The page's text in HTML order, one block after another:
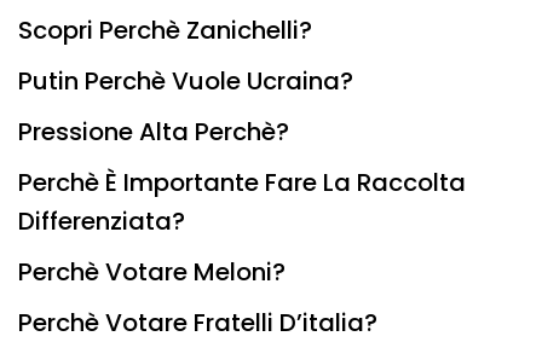
Scopri Perchè Zanichelli?
Putin Perchè Vuole Ucraina?
Pressione Alta Perchè?
Perchè È Importante Fare La Raccolta
Differenziata?
Perchè Votare Meloni?
Perchè Votare Fratelli D’italia?